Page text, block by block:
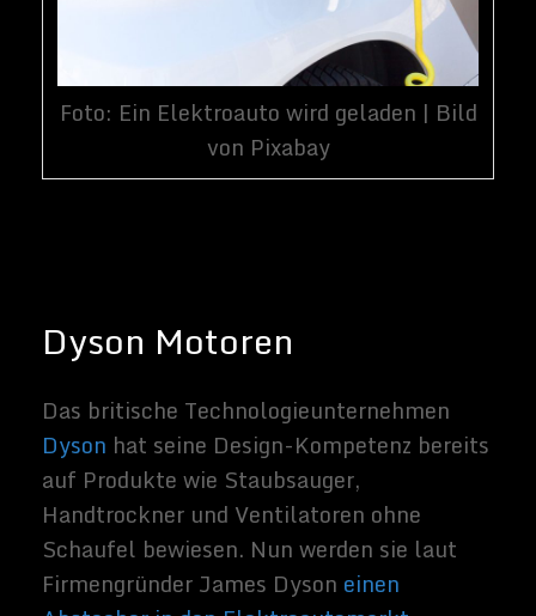
Euro in die Entwicklung eines Elektroautos
und weitere 1,1 Milliarden Euro in die
Festkörperbatterien zu investieren, mit
denen es betrieben werden soll. Bis 2020
soll das erste Fahrzeug produziert werden.
machte, Geschäfte mit Teilelieferanten
abzuschließen und spezialisierte
Im Einklang mit der umweltfreundlichen
Einstellung des Unternehmens ist die
Hoffnung, dass dieses Projekt dazu
beitragen wird, das Problem der
Luftverschmutzung anzugehen - etwas, in
dem Dyson seit Jahrzehnten engagiert ist,
so in einer E-Mail, die er an seine
Mitarbeiter verschickt hat.